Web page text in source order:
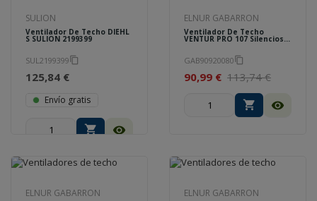
SULION
Ventilador De Techo DIEHL
S SULION 2199399
SUL2199399content_copy
125,84 €
Envío gratis
shopping_cart visibility
ELNUR GABARRON
Ventilador De Techo
VENTUR PRO 107 Silencioso
GAB90920080content_copy
90,99 € 113,74 €
shopping_cart visibility
ELNUR GABARRON ELNUR GABARRON